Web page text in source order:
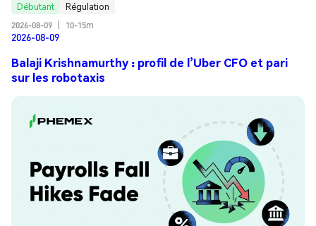
Débutant
Régulation
2026-08-09
10-15m
2026-08-09
Balaji Krishnamurthy : profil de l’Uber CFO et pari
sur les robotaxis